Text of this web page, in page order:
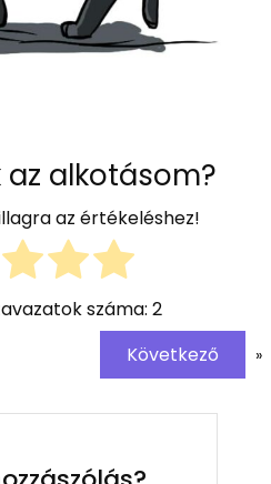
alkotásom?
az értékeléshez!
száma: 2
Következő »